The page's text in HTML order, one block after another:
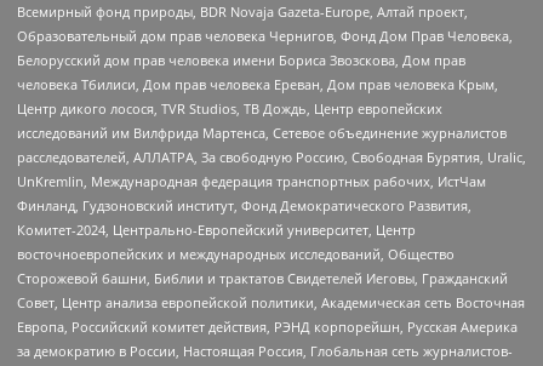
Всемирный фонд природы, BDR Novaja Gazeta-Europe, Алтай проект,
Образовательный дом прав человека Чернигов, Фонд Дом Прав Человека,
Белорусский дом прав человека имени Бориса Звозскова, Дом прав
человека Тбилиси, Дом прав человека Ереван, Дом прав человека Крым,
Центр дикого лосося, TVR Studios, ТВ Дождь, Центр европейских
исследований им Вилфрида Мартенса, Сетевое объединение журналистов
расследователей, АЛЛАТРА, За свободную Россию, Свободная Бурятия, Uralic,
UnKremlin, Международная федерация транспортных рабочих, ИстЧам
Финланд, Гудзоновский институт, Фонд Демократического Развития,
Комитет-2024, Центрально-Европейский университет, Центр
восточноевропейских и международных исследований, Общество
Сторожевой башни, Библии и трактатов Свидетелей Иеговы, Гражданский
Совет, Центр анализа европейской политики, Академическая сеть Восточная
Европа, Российский комитет действия, РЭНД корпорейшн, Русская Америка
за демократию в России, Настоящая Россия, Глобальная сеть журналистов-